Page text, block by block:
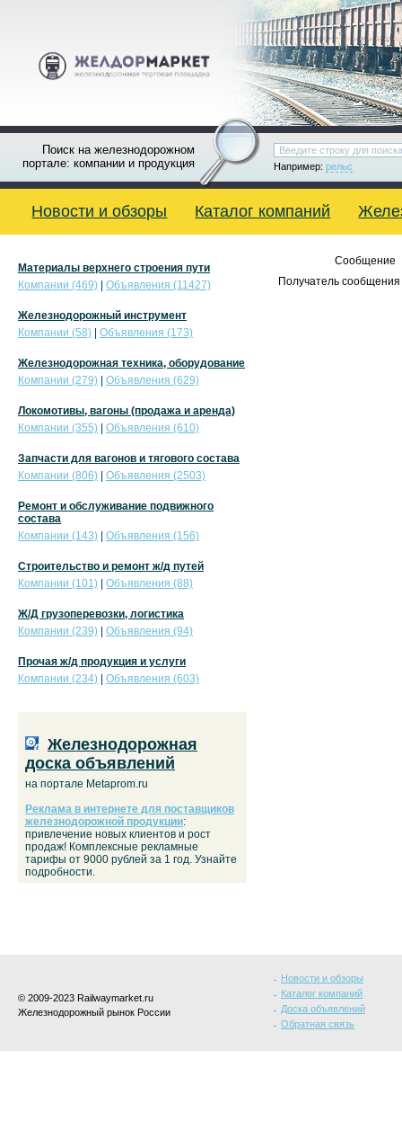
Поиск на железнодорожном
портале: компании и продукция
Например: рельс
Новости и обзоры Каталог компаний
Сообщение
Получатель сообщения
Материалы верхнего строения пути
Компании (469)
Объявления (11427)
Железнодорожный инструмент
Компании (58)
Объявления (173)
Железнодорожная техника, оборудование
Компании (279)
Объявления (629)
Локомотивы, вагоны (продажа и аренда)
Компании (355)
Объявления (610)
Запчасти для вагонов и тягового состава
Компании (806)
Объявления (2503)
Ремонт и обслуживание подвижного
состава
Компании (143)
Объявления (156)
Строительство и ремонт ж/д путей
Компании (101)
Объявления (88)
Ж/Д грузоперевозки, логистика
Компании (239)
Объявления (94)
Прочая ж/д продукция и услуги
Компании (234)
Объявления (603)
Железнодорожная
доска объявлений
на портале Metaprom.ru
Реклама в интернете для поставщиков
железнодорожной продукции:
привлечение новых клиентов и рост
продаж! Комплексные рекламные
тарифы от 9000 рублей за 1 год. Узнайте
подробности.
© 2009-2023 Railwaymarket.ru
Железнодорожный рынок России
Новости и обзоры
Каталог компаний
Доска объявлений
Обратная связь